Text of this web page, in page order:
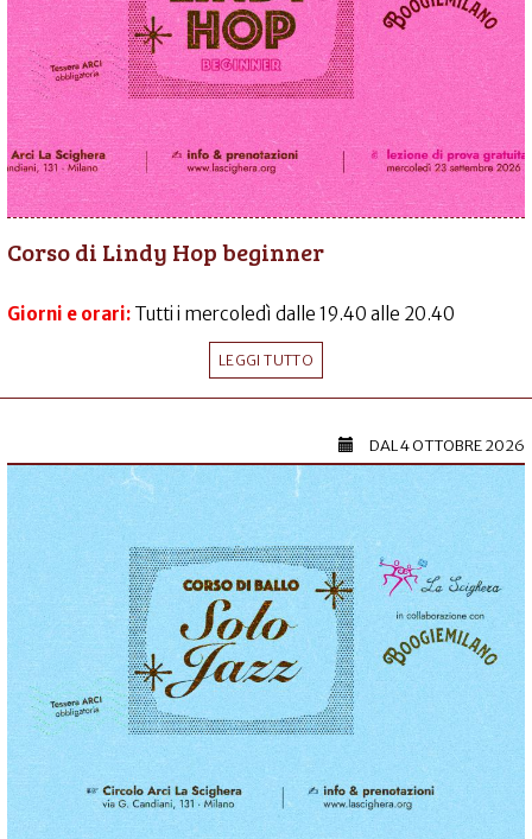
Corso di Lindy Hop beginner
Giorni e orari: Tutti i mercoledì dalle 19.40 alle 20.40
LEGGI TUTTO
DAL4 OTTOBRE 2026